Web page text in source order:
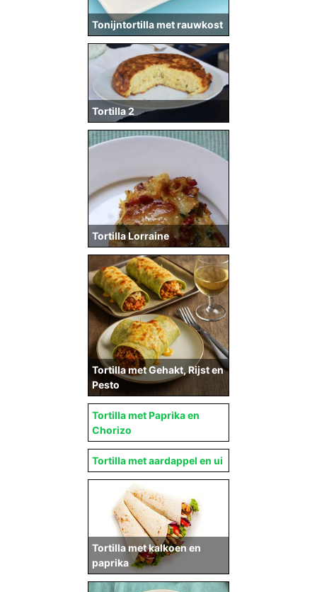
Tonijntortilla met rauwkost
Tortilla 2
Tortilla Lorraine
Tortilla met aardappel en ui
Tortilla met Gehakt, Rijst en
Pesto
Tortilla met kalkoen en
paprika
Tortilla met Paprika en
Chorizo